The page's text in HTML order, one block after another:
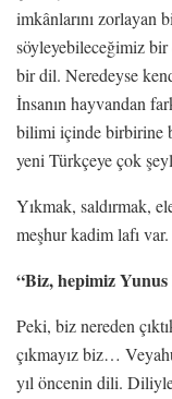
imkânlarını zorlayan
söyleyebileceğimiz
bir dil. Neredeyse
İnsanın hayvandan
bilimi içinde birbirine
yeni Türkçeye çok
Yıkmak, saldırmak,
meşhur kadim lafı
“Biz, hepimiz Yunus
Peki, biz nereden
çıkmayız biz…
yıl öncenin dili.